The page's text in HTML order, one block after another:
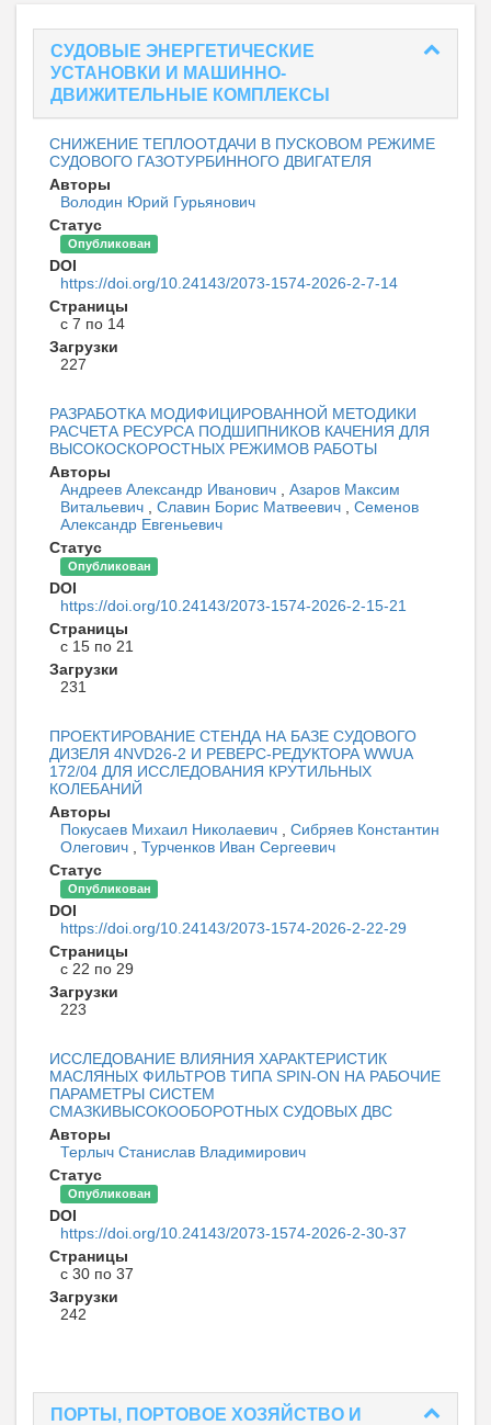
СУДОВЫЕ ЭНЕРГЕТИЧЕСКИЕ
УСТАНОВКИ И МАШИННО-
ДВИЖИТЕЛЬНЫЕ КОМПЛЕКСЫ
СНИЖЕНИЕ ТЕПЛООТДАЧИ В ПУСКОВОМ РЕЖИМЕ
СУДОВОГО ГАЗОТУРБИННОГО ДВИГАТЕЛЯ
Авторы
Володин Юрий Гурьянович
Статус
Опубликован
DOI
https://doi.org/10.24143/2073-1574-2026-2-7-14
Страницы
с 7 по 14
Загрузки
227
РАЗРАБОТКА МОДИФИЦИРОВАННОЙ МЕТОДИКИ
РАСЧЕТА РЕСУРСА ПОДШИПНИКОВ КАЧЕНИЯ ДЛЯ
ВЫСОКОСКОРОСТНЫХ РЕЖИМОВ РАБОТЫ
Авторы
Андреев Александр Иванович
Азаров Максим
Витальевич
Славин Борис Матвеевич
Семенов
Александр Евгеньевич
Статус
Опубликован
DOI
https://doi.org/10.24143/2073-1574-2026-2-15-21
Страницы
с 15 по 21
Загрузки
231
ПРОЕКТИРОВАНИЕ СТЕНДА НА БАЗЕ СУДОВОГО
ДИЗЕЛЯ 4NVD26-2 И РЕВЕРС-РЕДУКТОРА WWUA
172/04 ДЛЯ ИССЛЕДОВАНИЯ КРУТИЛЬНЫХ
КОЛЕБАНИЙ
Авторы
Покусаев Михаил Николаевич
Сибряев Константин
Олегович
Турченков Иван Сергеевич
Статус
Опубликован
DOI
https://doi.org/10.24143/2073-1574-2026-2-22-29
Страницы
с 22 по 29
Загрузки
223
ИССЛЕДОВАНИЕ ВЛИЯНИЯ ХАРАКТЕРИСТИК
МАСЛЯНЫХ ФИЛЬТРОВ ТИПА SPIN-ON НА РАБОЧИЕ
ПАРАМЕТРЫ СИСТЕМ
СМАЗКИВЫСОКООБОРОТНЫХ СУДОВЫХ ДВС
Авторы
Терлыч Станислав Владимирович
Статус
Опубликован
DOI
https://doi.org/10.24143/2073-1574-2026-2-30-37
Страницы
с 30 по 37
Загрузки
242
ПОРТЫ, ПОРТОВОЕ ХОЗЯЙСТВО И